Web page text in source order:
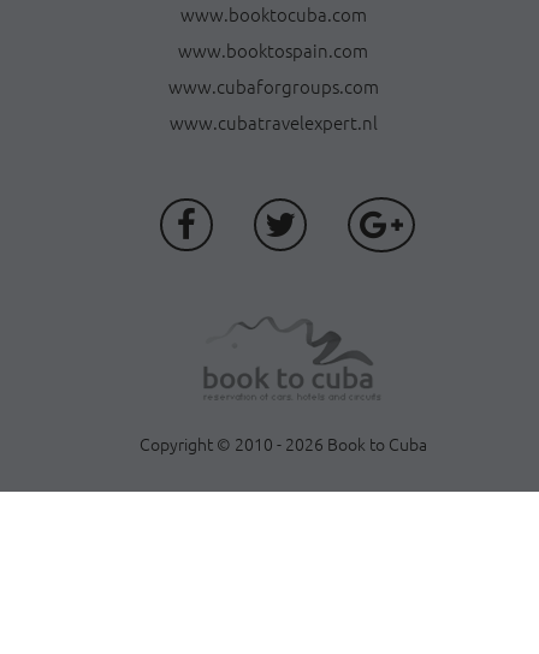
www.booktocuba.com
www.booktospain.com
www.cubaforgroups.com
www.cubatravelexpert.nl
Copyright © 2010 - 2026 Book to Cuba